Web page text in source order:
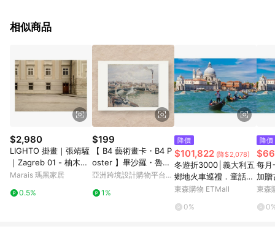
相似商品
$2,980
LIGHTO 掛畫｜張靖驩
｜Zagreb 01 - 柚木色
鋁框-30 x 42cm
Marais 瑪黑家居
0.5%
$199
【 B4 藝術畫卡・B4 P
oster 】畢沙羅・魯昂
的陰天早晨
亞洲跨境設計購物平台
1%
降價
$101,822 (降$2,078)
冬遊折3000│義大利五
鄉地火車巡禮．童話天
空之城．托斯卡尼莊
尚購物12日│高雄來回_
東森購物 ETMall
0%
降價
每月
加贈
遊船
藝術
東森